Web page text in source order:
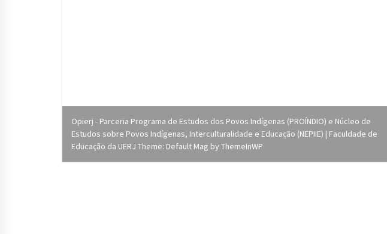
Opierj - Parceria Programa de Estudos dos Povos Indígenas (PROÍNDIO) e Núcleo de
Estudos sobre Povos Indígenas, Interculturalidade e Educação (NEPIIE) | Faculdade de
Educação da UERJ Theme: Default Mag by ThemeInWP